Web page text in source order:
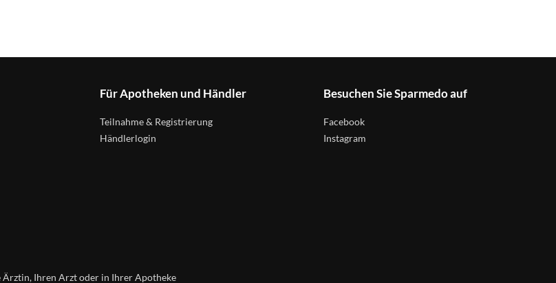
Für Apotheken und Händler
Teilnahme & Registrierung
Händlerlogin
Besuchen Sie Sparmedo auf
Facebook
Instagram
Ärztin, Ihren Arzt oder in Ihrer Apotheke